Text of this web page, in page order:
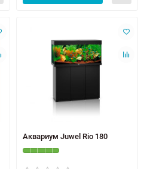
Аквариум Juwel Rio 180